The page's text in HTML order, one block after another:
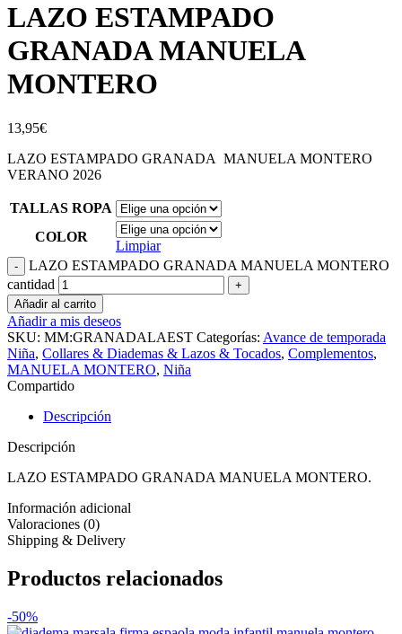
LAZO ESTAMPADO
GRANADA MANUELA
MONTERO
13,95€
LAZO ESTAMPADO GRANADA MANUELA MONTERO
VERANO 2026
TALLAS ROPA
COLOR
Limpiar
LAZO ESTAMPADO GRANADA MANUELA MONTERO
cantidad
Añadir al carrito
Añadir a mis deseos
SKU: MM:GRANADALAEST Categorías: Avance de temporada
Niña, Collares & Diademas & Lazos & Tocados, Complementos,
MANUELA MONTERO, Niña
Compartido
Descripción
Descripción
LAZO ESTAMPADO GRANADA MANUELA MONTERO.
Información adicional
Valoraciones (0)
Shipping & Delivery
Productos relacionados
-50%